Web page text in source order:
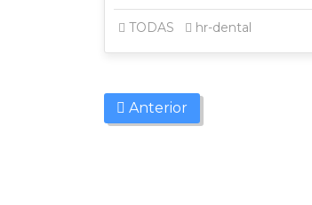
TODAS hr-dental
Anterior